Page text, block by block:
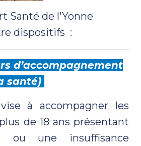
Santé de l'Yonne
dispositifs :
d’accompagnement
santé)
à accompagner les
de 18 ans présentant
ou une insuffisance